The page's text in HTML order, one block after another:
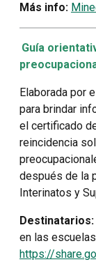
Más info:
Guía
Elaborada por
para brindar
el certificado
reincidencia
después de la
Interinatos y
Destinatarios:
en las
https://